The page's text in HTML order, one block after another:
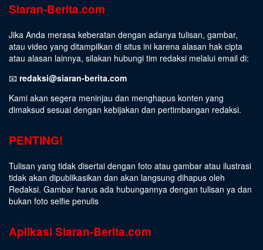
Siaran-Berita.com
Jika Anda merasa keberatan dengan adanya tulisan, gambar,
atau video yang ditampilkan di situs ini karena alasan hak cipta
atau alasan lainnya, silakan hubungi tim redaksi melalui email di:
📧 redaksi@siaran-berita.com
Kami akan segera meninjau dan menghapus konten yang
dimaksud sesuai dengan kebijakan dan pertimbangan redaksi.
PENTING!
Tulisan yang tidak disertai dengan foto atau gambar atau ilustrasi
tidak akan dipublikasikan dan akan langsung dihapus oleh
Redaksi. Gambar harus ada hubungannya dengan tulisan ya dan
bukan foto selfie penulis
Aplikasi Siaran-Berita.com